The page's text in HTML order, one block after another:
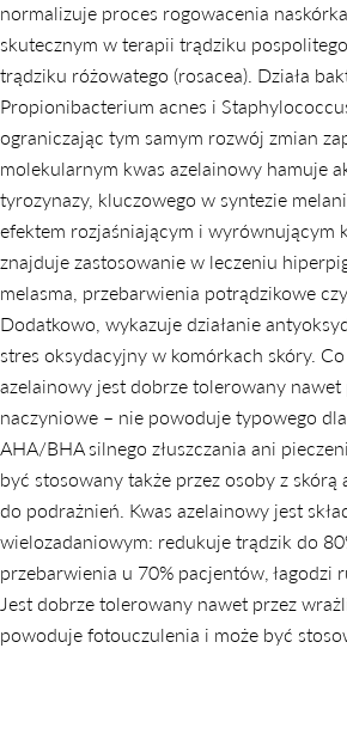
normalizuje proces rogowacenia
skutecznym w terapii trądziku
trądziku różowatego (rosacea). Działa
Propionibacterium acnes i
ograniczając tym samym rozwój zmian
molekularnym kwas azelainowy hamuje
tyrozynazy, kluczowego w syntezie
efektem rozjaśniającym i wyrównującym
znajduje zastosowanie w leczeniu
melasma, przebarwienia potrądzikowe
Dodatkowo, wykazuje działanie
stres oksydacyjny w komórkach skóry.
azelainowy jest dobrze tolerowany
naczyniowe – nie powoduje typowego
AHA/BHA silnego złuszczania ani
być stosowany także przez osoby z skórą
do podrażnień. Kwas azelainowy jest
wielozadaniowym: redukuje trądzik do
przebarwienia u 70% pacjentów, łagodzi
Jest dobrze tolerowany nawet przez
powoduje fotouczulenia i może być